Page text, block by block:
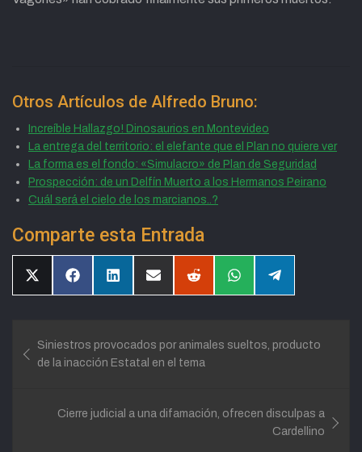
Otros Artículos de Alfredo Bruno:
Increíble Hallazgo! Dinosaurios en Montevideo
La entrega del territorio: el elefante que el Plan no quiere ver
La forma es el fondo: «Simulacro» de Plan de Seguridad
Prospección: de un Delfín Muerto a los Hermanos Peirano
Cuál será el cielo de los marcianos..?
Comparte esta Entrada
CompartirCompartirCompartirCompartirCompartirCompartirCompartir
de
Siniestros provocados por animales sueltos, producto
de la inacción Estatal en el tema
Cierre judicial a una difamación, ofrecen disculpas a
Cardellino